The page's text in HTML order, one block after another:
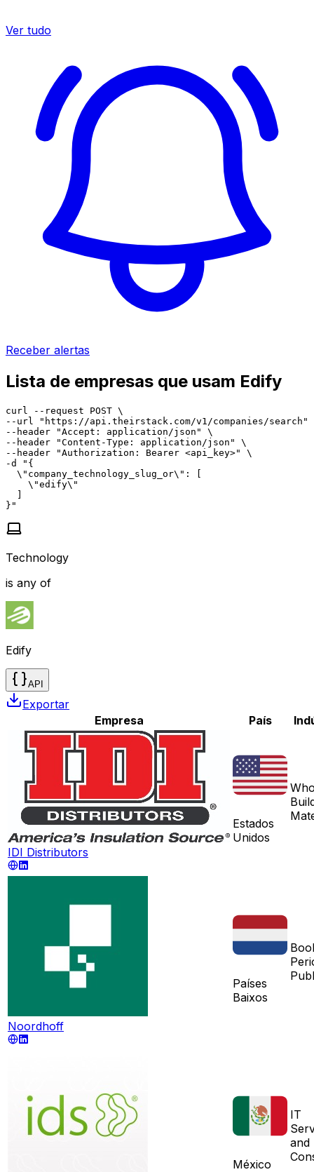
Ver tudo
Receber alertas
Lista de empresas que usam Edify
curl --request POST \
--url "https://api.theirstack.com/v1/companies/search"
--header "Accept: application/json" \
--header "Content-Type: application/json" \
--header "Authorization: Bearer <api_key>" \
-d "{
  \"company_technology_slug_or\": [
    \"edify\"
  ]
}"
Technology
is any of
Edify
API
Exportar
Empresa
País
IDI Distributors
Estados
Unidos
Noordhoff
Países
Baixos
México
IT
and